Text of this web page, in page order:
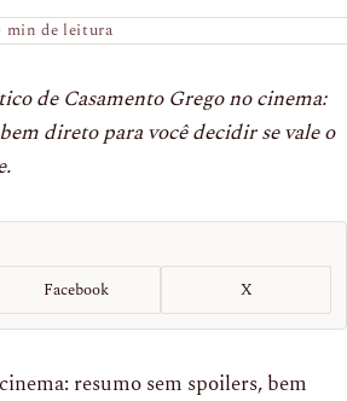
min de leitura
de Casamento Grego no cinema:
direto para você decidir se vale o
Facebook X
resumo sem spoilers, bem